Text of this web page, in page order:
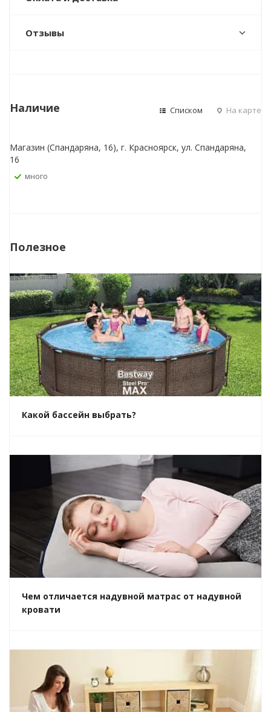
Отзывы
Наличие Списком На карте
Магазин (Спандаряна, 16), г. Красноярск, ул. Спандаряна,
16
Много
Полезное
Какой бассейн выбрать?
Чем отличается надувной матрас от надувной
кровати